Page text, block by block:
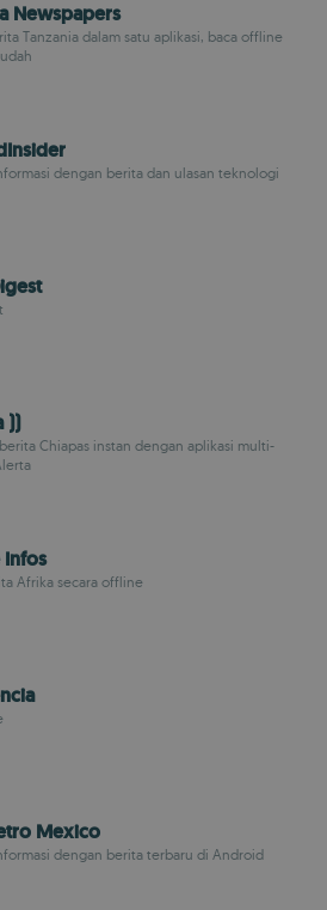
Newspapers
Tanzania dalam satu aplikasi, baca offline
dengan berita dan ulasan teknologi
))
Chiapas instan dengan aplikasi multi-
Afrika secara offline
Mexico
dengan berita terbaru di Android